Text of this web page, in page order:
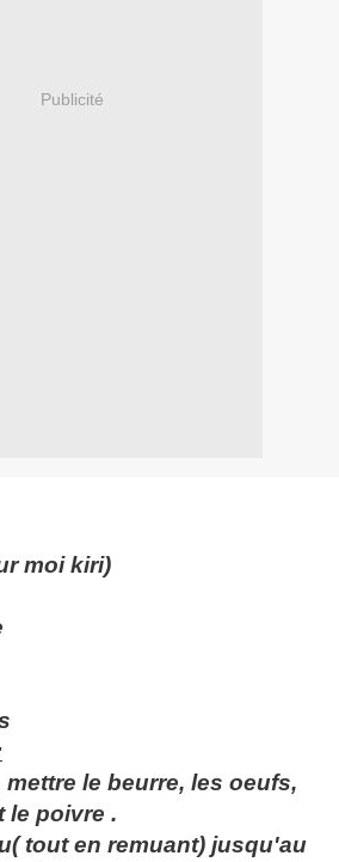
Publicité
moi kiri)
le beurre, les oeufs,
le poivre .
tout en remuant) jusqu'au